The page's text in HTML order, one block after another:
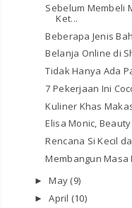
Sebelum Membeli
Ket...
Beberapa Jenis
Belanja Online di
Tidak Hanya Ada
7 Pekerjaan Ini
Kuliner Khas
Elisa Monic,
Rencana Si Kecil
Membangun Masa
►May (9)
►April (10)